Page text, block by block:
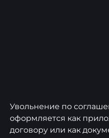
Увольнение по
оформляется как
договору или как